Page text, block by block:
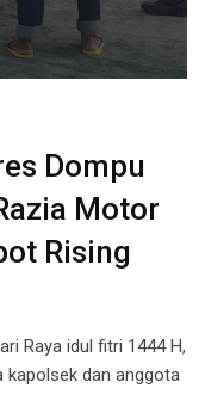
Dompu
Motor
Rising
Raya idul fitri 1444 H,
kapolsek dan anggota